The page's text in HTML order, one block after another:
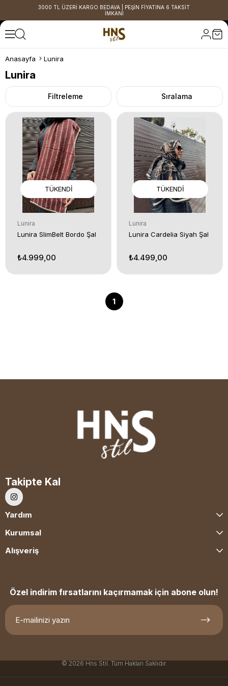
3000 TL ÜZERİ KARGO BEDAVA | PEŞİN FİYATINA 6 TAKSİT
İMKANI
Anasayfa Lunira
Lunira
Filtreleme Sıralama
TÜKENDI
Lunira
Lunira SlimBelt Bordo Şal
₺4.999,00
TÜKENDI
Lunira
Lunira Cardelia Siyah Şal
₺4.499,00
1
Takipte Kal
Yardım
Kurumsal
Alışveriş
Özel indirim fırsatlarını kaçırmamak için abone olun!
© 2026 Hns Stil. Tüm Hakları Saklıdır.